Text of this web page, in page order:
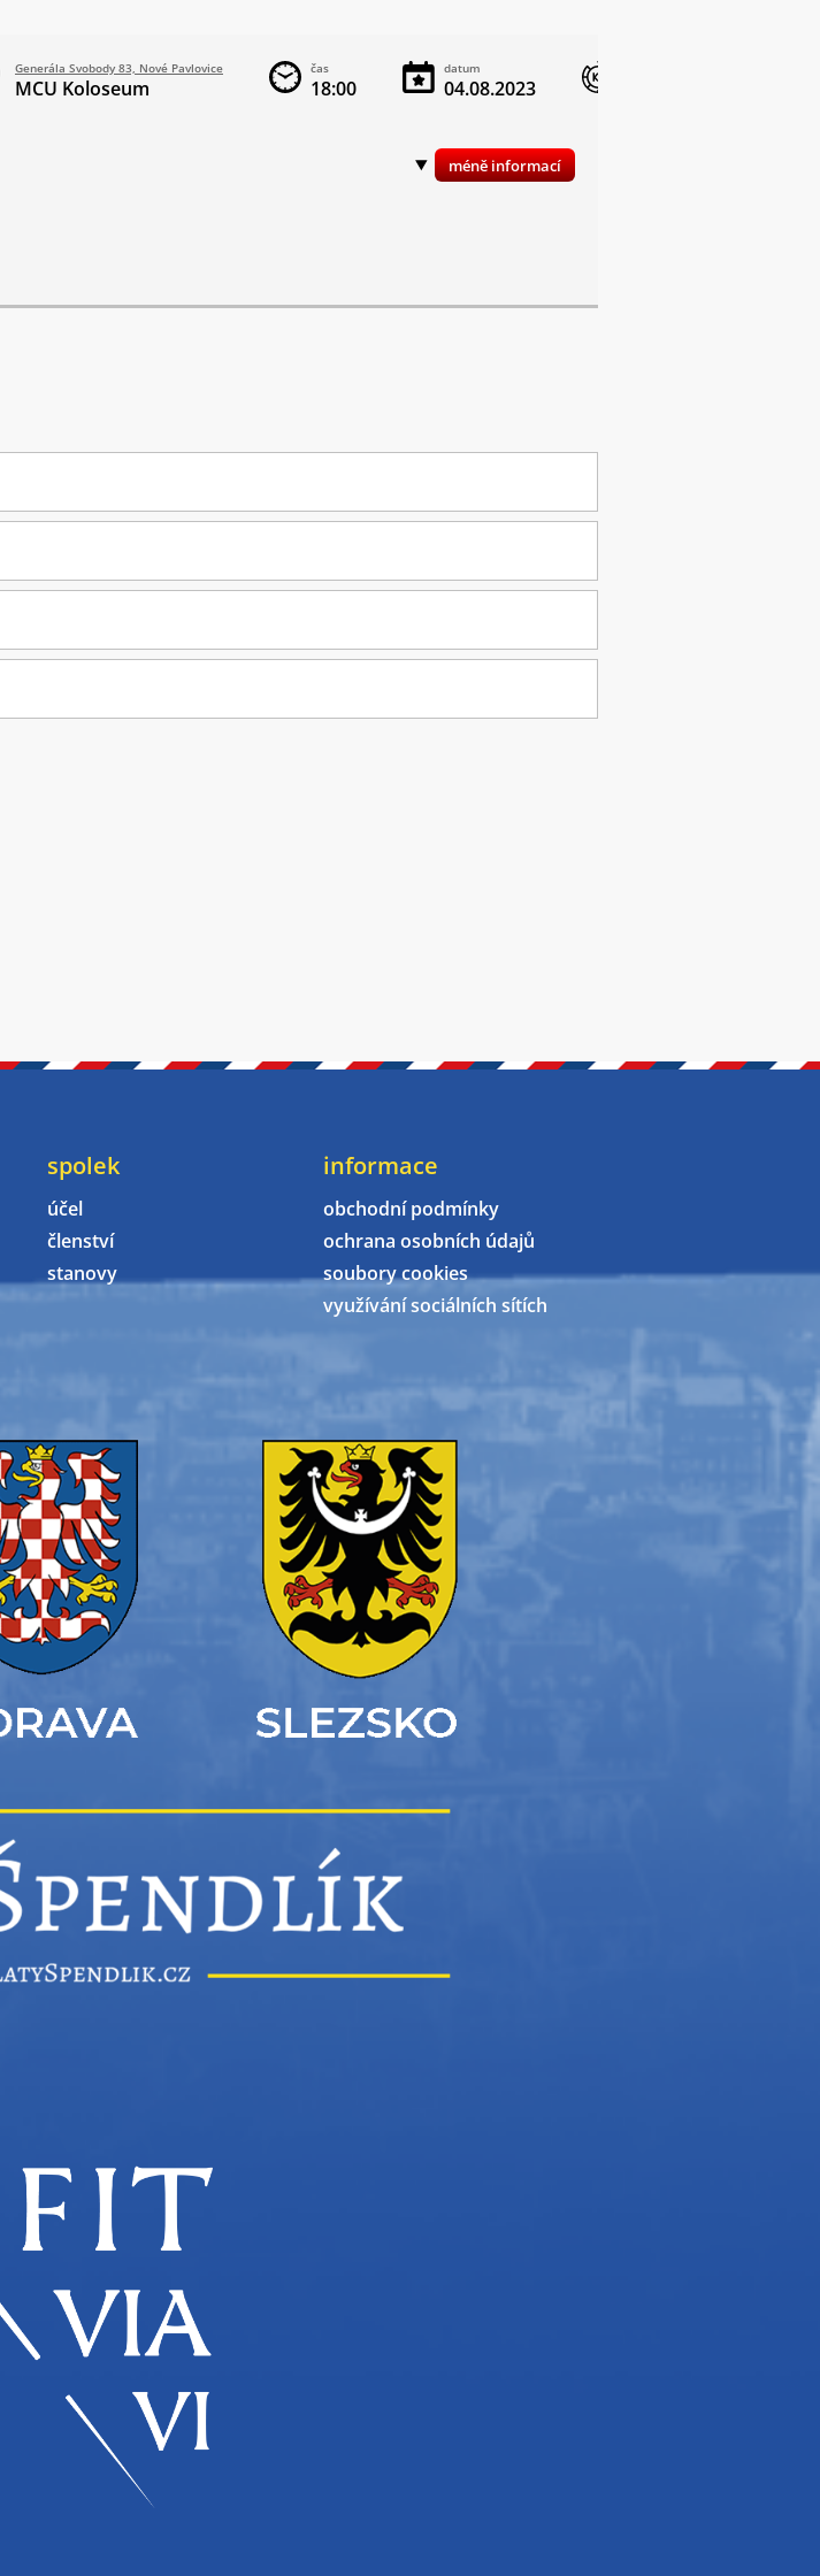
Generála Svobody 83, Nové Pavlovice
MCU Koloseum
čas
18:00
datum
04.08.2023
spolek
účel
členství
stanovy
informace
obchodní podmínky
ochrana osobních údajů
soubory cookies
využívání sociálních sítích